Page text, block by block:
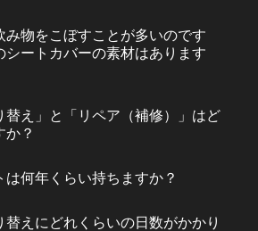
み物をこぼすことが多いのです
シートカバーの素材はあります
替え」と「リペア（補修）」はど
か？
は何年くらい持ちますか？
替えにどれくらいの日数がかかり